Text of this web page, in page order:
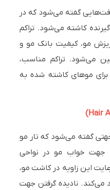
گفته می‌شود که در
کاشته می‌شود. تراکم
مو، کیفیت بانک مو و
می‌شود. تراکم مناسب،
موهای کاشته شده به
گفته می‌شود که تار مو
خواب مو در نواحی
این زاویه در کاشت مو،
می‌کند. نادیده گرفتن جهت